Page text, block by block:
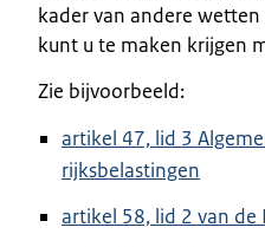
kader van andere
kunt u te maken krijgen
Zie bijvoorbeeld:
artikel 47, lid 3
rijksbelastingen
artikel 58, lid 2 van